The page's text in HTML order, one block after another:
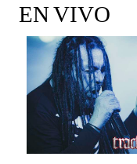
EN VIVO